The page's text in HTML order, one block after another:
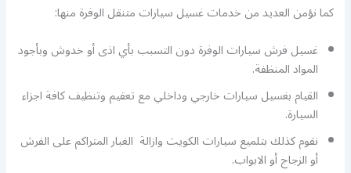
كما نؤمن العديد من خدمات غسيل سيارات متنقل الوفرة منها:
غسيل فرش سيارات الوفرة دون التسبب بأي اذى أو خدوش وبأجود
المواد المنظفة.
القيام بغسيل سيارات خارجي وداخلي مع تعقيم وتنظيف كافة اجزاء
السيارة.
نقوم كذلك بتلميع سيارات الكويت وازالة الغبار المتراكم على الفرش
أو الزجاج أو الابواب.